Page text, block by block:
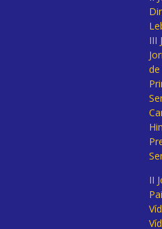
III
II